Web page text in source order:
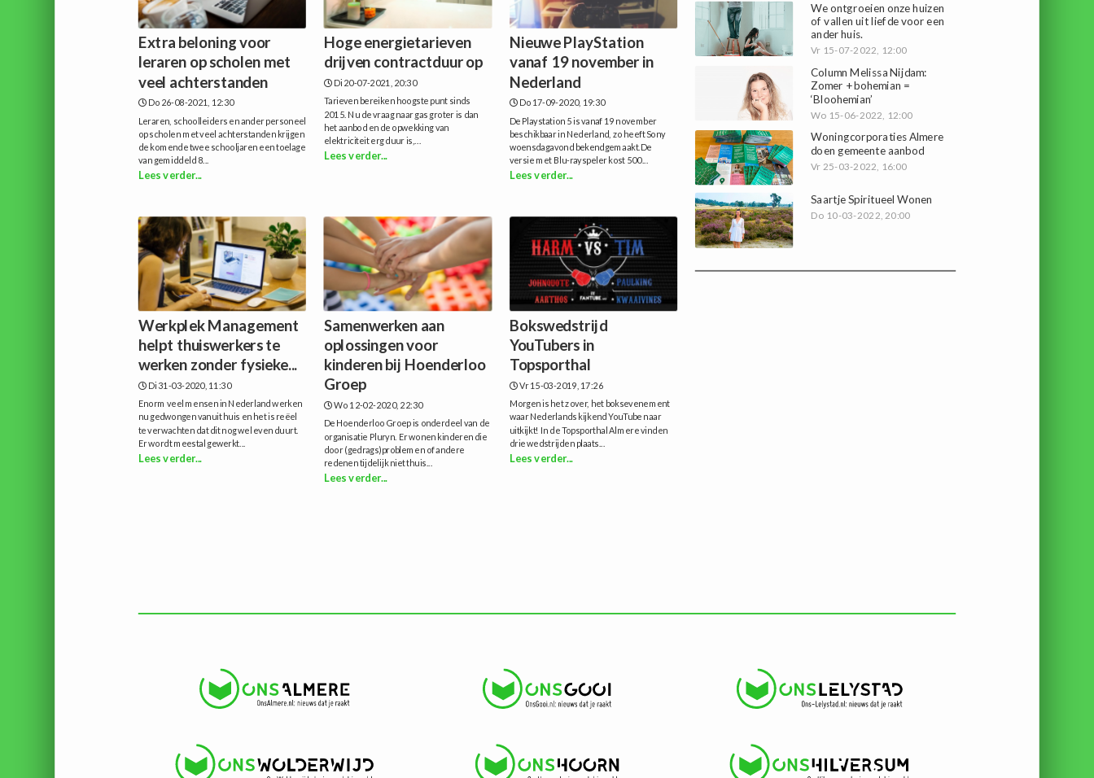
Extra beloning voor
leraren op scholen met
veel achterstanden
Do 26-08-2021, 12:30
Leraren, schoolleiders en ander personeel
op scholen met veel achterstanden krijgen
de komende twee schooljaren een toelage
van gemiddeld 8...
Lees verder...
Hoge energietarieven
drijven contractduur op
Di 20-07-2021, 20:30
Tarieven bereiken hoogste punt sinds
2015. Nu de vraag naar gas groter is dan
het aanbod en de opwekking van
elektriciteit erg duur is,...
Lees verder...
Nieuwe PlayStation
vanaf 19 november in
Nederland
Do 17-09-2020, 19:30
De Playstation 5 is vanaf 19 november
beschikbaar in Nederland, zo heeft Sony
woensdagavond bekendgemaakt.De
versie met Blu-rayspeler kost 500...
Lees verder...
Werkplek Management
helpt thuiswerkers te
werken zonder fysieke...
Di 31-03-2020, 11:30
Enorm veel mensen in Nederland werken
nu gedwongen vanuit huis en het is reëel
te verwachten dat dit nog wel even duurt.
Er wordt meestal gewerkt...
Lees verder...
Samenwerken aan
oplossingen voor
kinderen bij Hoenderloo
Groep
Wo 12-02-2020, 22:30
De Hoenderloo Groep is onderdeel van de
organisatie Pluryn. Er wonen kinderen die
door (gedrags)problemen of andere
redenen tijdelijk niet thuis...
Lees verder...
Bokswedstrijd
YouTubers in
Topsporthal
Vr 15-03-2019, 17:26
Morgen is het zover, het boksevenement
waar Nederlands kijkend YouTube naar
uitkijkt! In de Topsporthal Almere vinden
drie wedstrijden plaats...
Lees verder...
We ontgroeien onze huizen
of vallen uit liefde voor een
ander huis.
Vr 15-07-2022, 12:00
Column Melissa Nijdam:
Zomer + bohemian =
‘Bloohemian’
Wo 15-06-2022, 12:00
Woningcorporaties Almere
doen gemeente aanbod
Vr 25-03-2022, 16:00
Saartje Spiritueel Wonen
Do 10-03-2022, 20:00